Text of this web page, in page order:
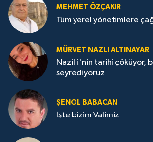
MEHMET ÖZÇAKIR
Tüm yerel yönetimlere
MÜRVET NAZLI ALTINAYAR
Nazilli'nin tarihi çöküyor,
seyrediyoruz
ŞENOL BABACAN
İşte bizim Valimiz